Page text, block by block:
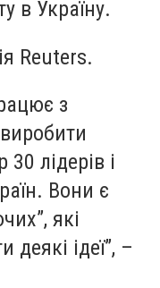
в Україну.
Reuters.
з
лідерів і
Вони є
які
ідеї”, –